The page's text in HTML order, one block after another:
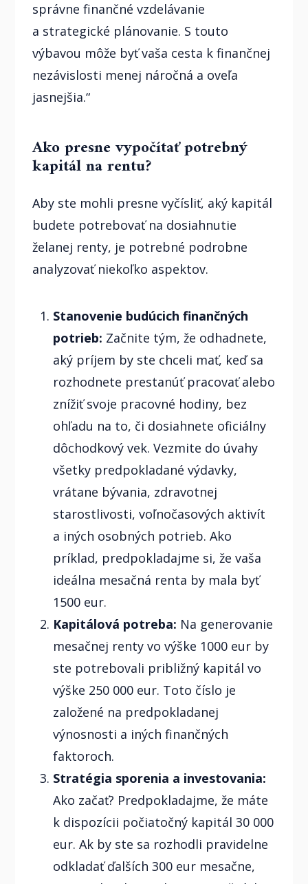
správne finančné vzdelávanie
a strategické plánovanie. S touto
výbavou môže byť vaša cesta k finančnej
nezávislosti menej náročná a oveľa
jasnejšia.“
Ako presne vypočítať potrebný
kapitál na rentu?
Aby ste mohli presne vyčísliť, aký kapitál
budete potrebovať na dosiahnutie
želanej renty, je potrebné podrobne
analyzovať niekoľko aspektov.
Stanovenie budúcich finančných
potrieb: Začnite tým, že odhadnete,
aký príjem by ste chceli mať, keď sa
rozhodnete prestanúť pracovať alebo
znížiť svoje pracovné hodiny, bez
ohľadu na to, či dosiahnete oficiálny
dôchodkový vek. Vezmite do úvahy
všetky predpokladané výdavky,
vrátane bývania, zdravotnej
starostlivosti, voľnočasových aktivít
a iných osobných potrieb. Ako
príklad, predpokladajme si, že vaša
ideálna mesačná renta by mala byť
1500 eur.
Kapitálová potreba: Na generovanie
mesačnej renty vo výške 1000 eur by
ste potrebovali približný kapitál vo
výške 250 000 eur. Toto číslo je
založené na predpokladanej
výnosnosti a iných finančných
faktoroch.
Stratégia sporenia a investovania:
Ako začať? Predpokladajme, že máte
k dispozícii počiatočný kapitál 30 000
eur. Ak by ste sa rozhodli pravidelne
odkladať ďalších 300 eur mesačne,